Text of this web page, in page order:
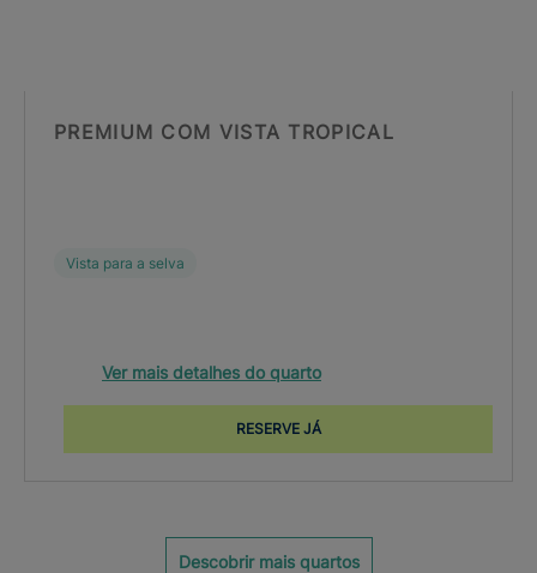
PREMIUM COM VISTA TROPICAL
Vista para a selva
Ver mais detalhes do quarto
RESERVE JÁ
Descobrir mais quartos